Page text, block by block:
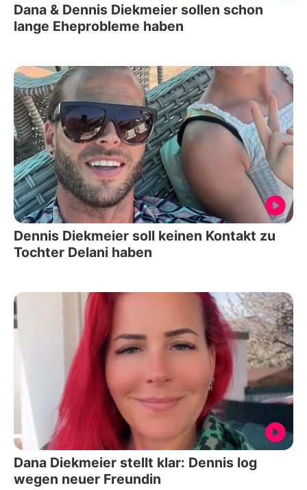
Dana & Dennis Diekmeier sollen schon
lange Eheprobleme haben
Dennis Diekmeier soll keinen Kontakt zu
Tochter Delani haben
Dana Diekmeier stellt klar: Dennis log
wegen neuer Freundin